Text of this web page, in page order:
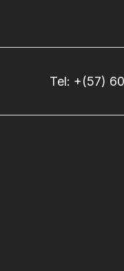
Tel: +(57)